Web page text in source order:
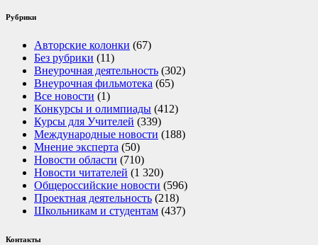
Рубрики
Авторские колонки (67)
Без рубрики (11)
Внеурочная деятельность (302)
Внеурочная фильмотека (65)
Все новости (1)
Конкурсы и олимпиады (412)
Курсы для Учителей (339)
Международные новости (188)
Мнение эксперта (50)
Новости области (710)
Новости читателей (1 320)
Общероссийские новости (596)
Проектная деятельность (218)
Школьникам и студентам (437)
Контакты